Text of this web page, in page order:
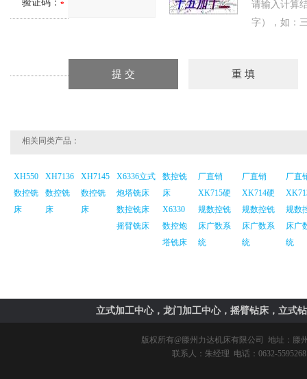
验证码：
请输入计算
字），如：
相关同类产品：
XH550
数控铣
床
XH7136
数控铣
床
XH7145
数控铣
床
X6336立式
炮塔铣床
数控铣床
摇臂铣床
数控铣
床
X6330
数控炮
塔铣床
厂直销
XK715硬
规数控铣
床广数系
统
厂直销
XK714硬
规数控铣
床广数系
统
厂直
规数
床广
统
立式加工中心，龙门加工中心，摇臂钻床，立式
版权所有@滕州力达机床有限公司
地址：滕
联系人：朱经理 电话：0632-